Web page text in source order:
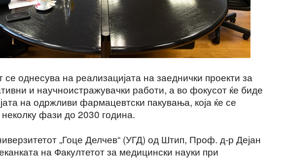
однесува на реализацијата на заеднички проекти за
и научноистражувачки работи, а во фокусот ќе биде
на одржливи фармацевтски пакувања, која ќе се
фази до 2030 година.
„Гоце Делчев“ (УГД) од Штип, Проф. д-р Дејан
на Факултетот за медицински науки при